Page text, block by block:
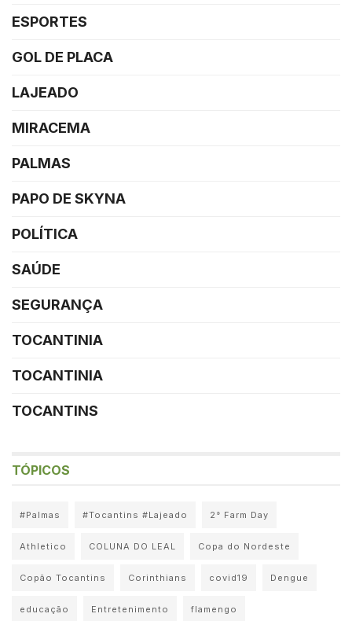
ESPORTES
GOL DE PLACA
LAJEADO
MIRACEMA
PALMAS
PAPO DE SKYNA
POLÍTICA
SAÚDE
SEGURANÇA
TOCANTINIA
TOCANTINIA
TOCANTINS
TÓPICOS
#Palmas #Tocantins #Lajeado 2° Farm Day
Athletico COLUNA DO LEAL Copa do Nordeste
Copão Tocantins Corinthians covid19 Dengue
educação Entretenimento flamengo